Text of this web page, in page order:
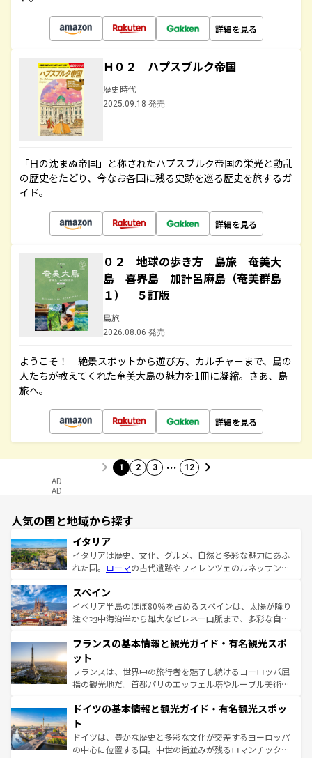
詳細を見る
Ｈ０２ ハプスブルク帝国
歴史時代
2025.09.18 発売
「日の沈まぬ帝国」と称されたハプスブルク帝国の栄光と動乱
の歴史をたどり、今なお各国に残る史跡を巡る歴史を旅するガ
イド。
詳細を見る
０２ 地球の歩き方 島旅 奄美大
島 喜界島 加計呂麻島（奄美群島
１） ５訂版
島旅
2026.08.06 発売
ようこそ！ 絶景スポットから遊び方、カルチャーまで、島の
人たちが教えてくれた奄美大島の魅力を1冊に凝縮。さあ、島
旅へ。
詳細を見る
1 2 3 … 12
AD
AD
人気の国と地域から探す
イタリア
イタリアは歴史、文化、グルメ、自然と多彩な魅力にあふ
れた国。 ローマの古代遺跡やフィレンツェのルネッサンス
ろん、トスカーナの美しい田園風景やアマルフィ海岸の絶
景など、自然景観も見逃せない。観光の合間には、本場の
ピザやパスタなど、絶品のイタリア料理を堪能することも
ませてくれるイタリアで、忘れられない旅をしてみよう！
なお、新着のイタリア情報は
しい。
スペイン
イベリア半島のほぼ80％を占めるスペインは、太陽が降り
注ぐ地中海沿岸から雄大なピレネー山脈まで、多彩な自然
文化が根付くこの国では、情熱的なフラメンコ、熱気あふ
れる闘牛、そして美味しいタパスが生活の一部となってい
る。首都マドリードの洗練された雰囲気や、バルセロナの
アートに溢れた街角から、地方では古代ローマ遺跡や中世
せる。地方によって風土や気候が異なるスペインはその個
ンテンツ一覧 を参照してほしい。
フランスの基本情報と観光ガイド・有名観光スポ
ット
フランスは、世界中の旅行者を魅了し続けるヨーロッパ屈
指の観光地だ。首都パリのエッフェル塔やルーブル美術館
で、幅広い魅力が詰まっている。華麗な宮殿、歴史的な大
聖堂、美しいビーチ、そして豊かな自然が、訪れる者を心
から魅了する。また、フランスは美食の国としても知ら
れ、フランス料理はユネスコ無形文化遺産にも登録されて
ドイツの基本情報と観光ガイド・有名観光スポッ
ト
ドイツは、豊かな歴史と多彩な文化が交差するヨーロッパ
の中心に位置する国。中世の街並みが残るロマンチック街